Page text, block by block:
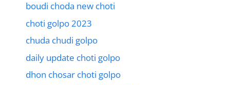
boudi choda new choti
choti golpo 2023
chuda chudi golpo
daily update choti golpo
dhon chosar choti golpo